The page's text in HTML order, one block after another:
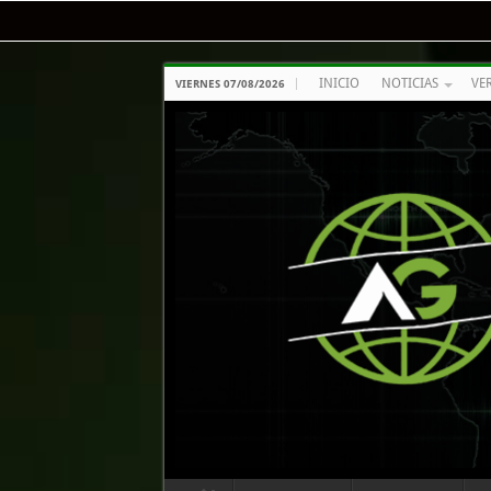
VIERNES 07/08/2026 INICIO NOTICIAS